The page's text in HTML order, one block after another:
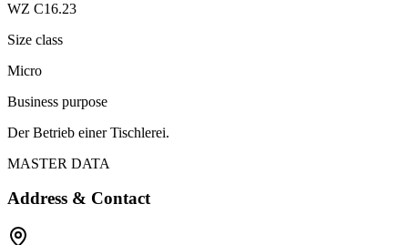
WZ C16.23
Size class
Micro
Business purpose
Der Betrieb einer Tischlerei.
MASTER DATA
Address & Contact